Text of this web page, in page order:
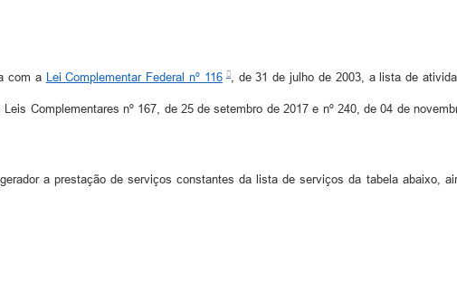
com a Lei Complementar Federal nº 116 , de 31 de julho de 2003, a lista de
Complementares nº 167, de 25 de setembro de 2017 e nº 240, de 04 de
a prestação de serviços constantes da lista de serviços da tabela abaixo,